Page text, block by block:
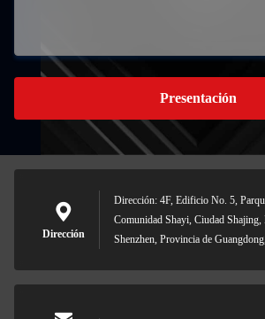
Presentación
Dirección
Dirección: 4F, Edificio No. 5,
Comunidad Shayi, Ciudad Shajing,
Shenzhen, Provincia de